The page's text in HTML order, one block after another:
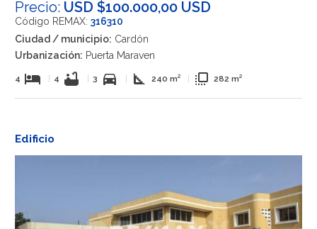
Precio: USD $100.000,00 USD
Código REMAX: 316310
Ciudad / municipio: Cardón
Urbanización: Puerta Maraven
4 hotel 4 bathtub 3 directions_car square_foot 240 m² flip_to_front 282 m²
Edificio